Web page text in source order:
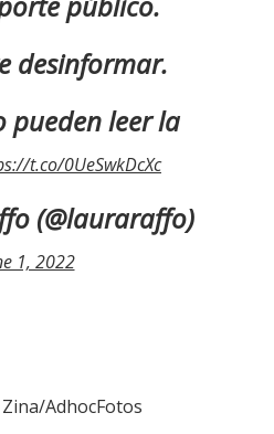
desinformar.
pueden leer la
t.co/0UeSwkDcXc
(@lauraraffo)
1, 2022
AdhocFotos